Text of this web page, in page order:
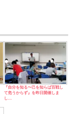
『自分を知る〜己を知らば百戦し
て危うからず』を昨日開催しま
し…